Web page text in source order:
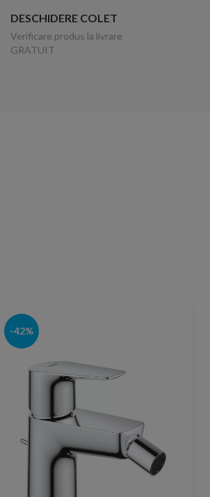
DESCHIDERE COLET
Verificare produs la livrare
GRATUIT
-42%